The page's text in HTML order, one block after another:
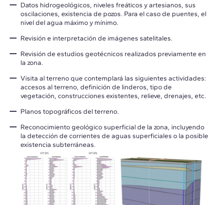
Datos hidrogeológicos, niveles freáticos y artesianos, sus
oscilaciones, existencia de pozos. Para el caso de puentes, el
nivel del agua máximo y mínimo.
Revisión e interpretación de imágenes satelitales.
Revisión de estudios geotécnicos realizados previamente en
la zona.
Visita al terreno que contemplará las siguientes actividades:
accesos al terreno, definición de linderos, tipo de
vegetación, construcciones existentes, relieve, drenajes, etc.
Planos topográficos del terreno.
Reconocimiento geológico superficial de la zona, incluyendo
la detección de corrientes de aguas superficiales o la posible
existencia subterráneas.